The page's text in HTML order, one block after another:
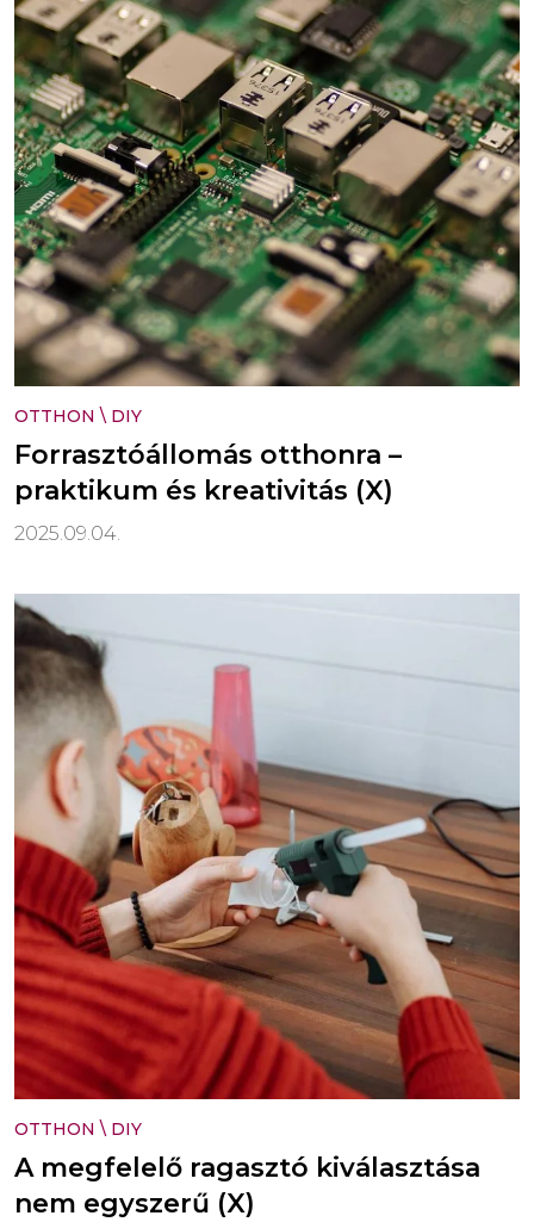
OTTHON \ DIY
Forrasztóállomás otthonra –
praktikum és kreativitás (X)
2025.09.04.
OTTHON \ DIY
A megfelelő ragasztó kiválasztása
nem egyszerű (X)